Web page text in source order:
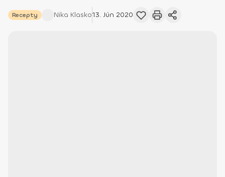
Recepty Nika Klasko13. Jún 2020